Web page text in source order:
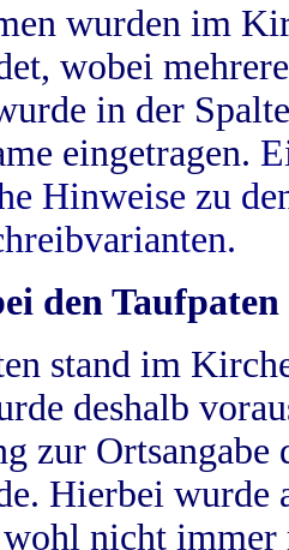
wurden im
wobei
in der
eingetragen.
Hinweise zu
den Taufpaten
stand im
deshalb
zur
Hierbei wurde
nicht